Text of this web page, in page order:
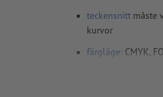
teckensnitt måste
kurvor
färgläge: CMYK,